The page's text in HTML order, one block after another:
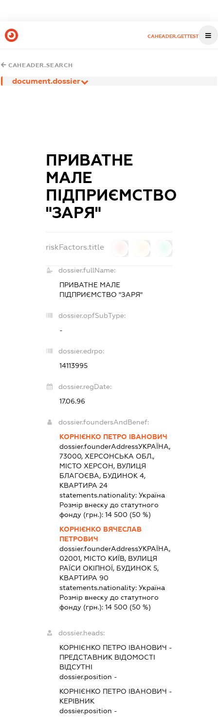
CAHEADER.GETTEST
CAHEADER.SEARCH
document.dossier
ПРИВАТНЕ
МАЛЕ
ПІДПРИЄМСТВО
"ЗАРЯ"
riskFactors.title
dossier.fullName:
ПРИВАТНЕ МАЛЕ
ПІДПРИЄМСТВО "ЗАРЯ"
dossier.opfSubType:
-
dossier.edrpo:
14113995
dossier.regDate:
17.06.96
dossier.foundersAndBenef:
КОРНІЄНКО ПЕТРО ІВАНОВИЧ
dossier.founderAddressУКРАЇНА,
73000, ХЕРСОНСЬКА ОБЛ.,
МІСТО ХЕРСОН, ВУЛИЦЯ
БЛАГОЄВА, БУДИНОК 4,
КВАРТИРА 24
statements.nationality: Україна
Розмір внеску до статутного
фонду (грн.): 14 500 (50 %)
КОРНІЄНКО ВЯЧЕСЛАВ
ПЕТРОВИЧ
dossier.founderAddressУКРАЇНА,
02001, МІСТО КИЇВ, ВУЛИЦЯ
РАЇСИ ОКІПНОЇ, БУДИНОК 5,
КВАРТИРА 90
statements.nationality: Україна
Розмір внеску до статутного
фонду (грн.): 14 500 (50 %)
dossier.heads:
КОРНІЄНКО ПЕТРО ІВАНОВИЧ -
ПРЕДСТАВНИКВІДОМОСТІ
ВІДСУТНІ
dossier.position -
КОРНІЄНКО ПЕТРО ІВАНОВИЧ -
КЕРІВНИК
dossier.position -